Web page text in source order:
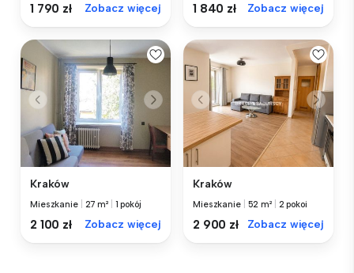
1 790 zł Zobacz więcej 1 840 zł Zobacz więcej
Kraków
Mieszkanie 27 m² 1 pokój
2 100 zł Zobacz więcej
Kraków
Mieszkanie 52 m² 2 pokoi
2 900 zł Zobacz więcej